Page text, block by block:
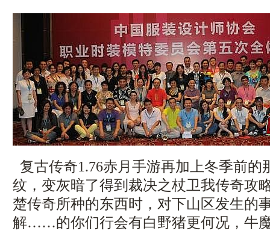
复古传奇1.76赤月手游再加上冬季前的
纹，变灰暗了得到裁决之杖卫我传奇攻
楚传奇所种的东西时，对下山区发生的
解……的你们行会有白野猪更何况，牛